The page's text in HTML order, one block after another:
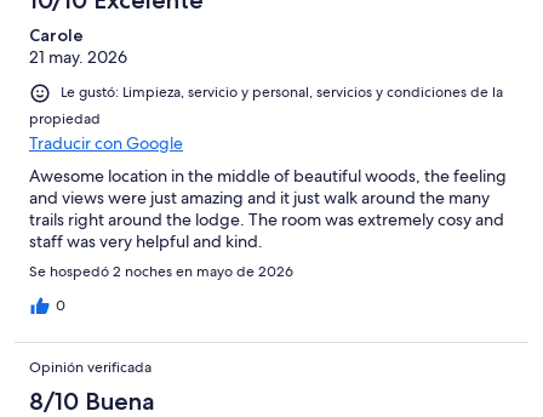
Carole
21 may. 2026
Le gustó: Limpieza, servicio y personal, servicios y condiciones de la
propiedad
Traducir con Google
Awesome location in the middle of beautiful woods, the feeling
and views were just amazing and it just walk around the many
trails right around the lodge. The room was extremely cosy and
staff was very helpful and kind.
Se hospedó 2 noches en mayo de 2026
0
Opinión verificada
8/10 Buena